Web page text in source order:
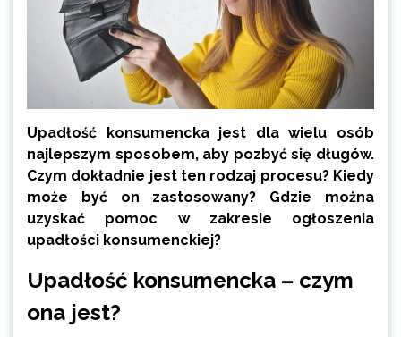
Upadłość konsumencka jest dla wielu osób
najlepszym sposobem, aby pozbyć się długów.
Czym dokładnie jest ten rodzaj procesu? Kiedy
może być on zastosowany? Gdzie można
uzyskać pomoc w zakresie ogłoszenia
upadłości konsumenckiej?
Upadłość konsumencka – czym
ona jest?